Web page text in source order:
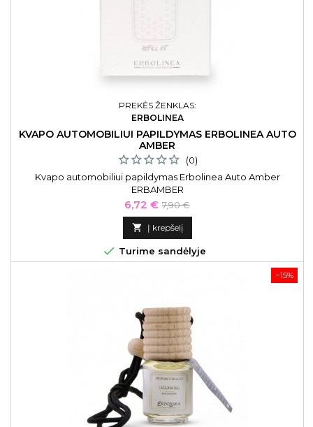
PREKĖS ŽENKLAS:
ERBOLINEA
KVAPO AUTOMOBILIUI PAPILDYMAS ERBOLINEA AUTO
AMBER
(0)
Kvapo automobiliui papildymas Erbolinea Auto Amber
ERBAMBER
Kaina
6,72 € Bazinė
kaina
7,90 €
 Į krepšelį
 Turime sandėlyje
−15%